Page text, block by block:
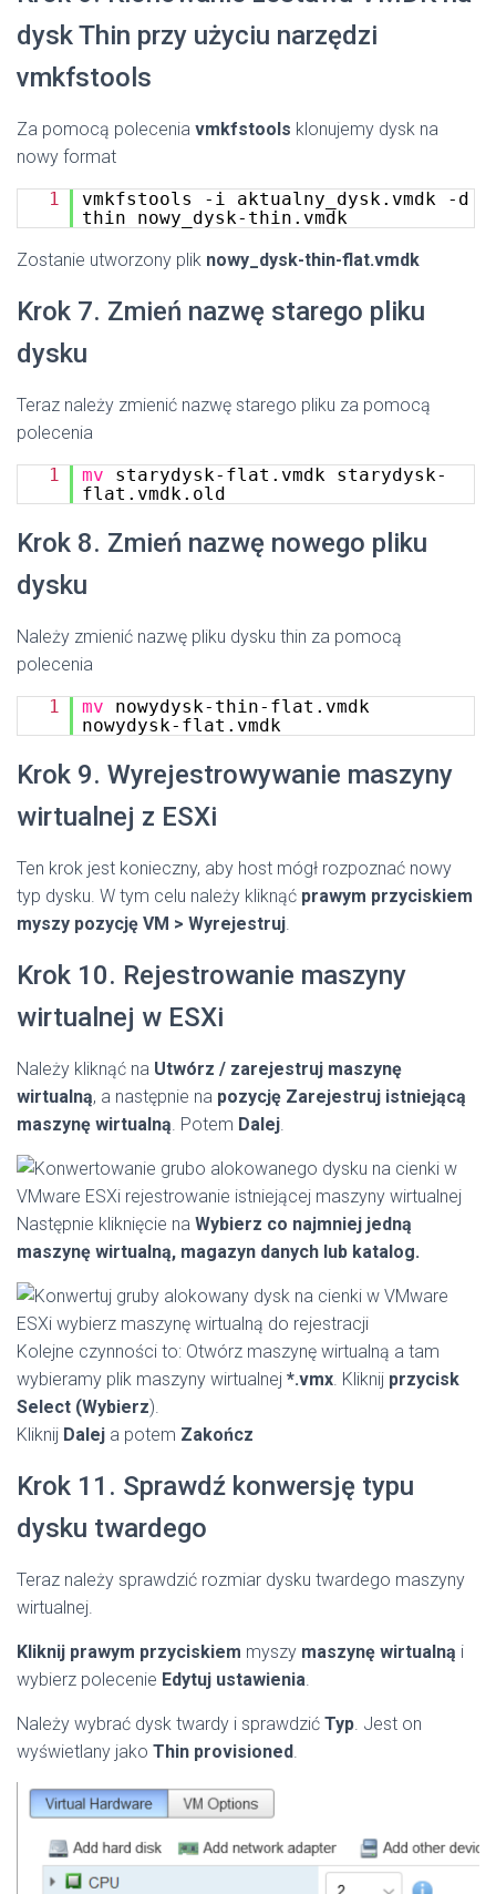
dysk Thin przy użyciu narzędzi
vmkfstools
Za pomocą polecenia vmkfstools klonujemy dysk na
nowy format
1
vmkfstools -i aktualny_dysk.vmdk -d
thin nowy_dysk-thin.vmdk
Zostanie utworzony plik nowy_dysk-thin-flat.vmdk
Krok 7. Zmień nazwę starego pliku
dysku
Teraz należy zmienić nazwę starego pliku za pomocą
polecenia
1
mv
starydysk-flat.vmdk starydysk-
flat.vmdk.old
Krok 8. Zmień nazwę nowego pliku
dysku
Należy zmienić nazwę pliku dysku thin za pomocą
polecenia
1
mv
nowydysk-thin-flat.vmdk
nowydysk-flat.vmdk
Krok 9. Wyrejestrowywanie maszyny
wirtualnej z ESXi
Ten krok jest konieczny, aby host mógł rozpoznać nowy
typ dysku. W tym celu należy kliknąć prawym przyciskiem
myszy pozycję VM > Wyrejestruj
Krok 10. Rejestrowanie maszyny
wirtualnej w ESXi
Należy kliknąć na Utwórz / zarejestruj maszynę
wirtualną, a następnie na pozycję Zarejestruj istniejącą
maszynę wirtualną . Potem Dalej
Następnie kliknięcie na Wybierz co najmniej jedną
maszynę wirtualną, magazyn danych lub katalog.
Kolejne czynności to: Otwórz maszynę wirtualną a tam
wybieramy plik maszyny wirtualnej *.vmx . Kliknij przycisk
Select (Wybierz).
Kliknij Dalej a potem Zakończ
Krok 11. Sprawdź konwersję typu
dysku twardego
Teraz należy sprawdzić rozmiar dysku twardego maszyny
wirtualnej.
Kliknij prawym przyciskiem myszy maszynę wirtualną i
wybierz polecenie Edytuj ustawienia
Należy wybrać dysk twardy i sprawdzić Typ . Jest on
wyświetlany jako Thin provisioned